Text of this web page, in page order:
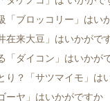
「ブロッコリー」はい
在来大豆」はいかがで
「ダイコン」はいかが
り？「サツマイモ」は
ーヤ」はいかがですか